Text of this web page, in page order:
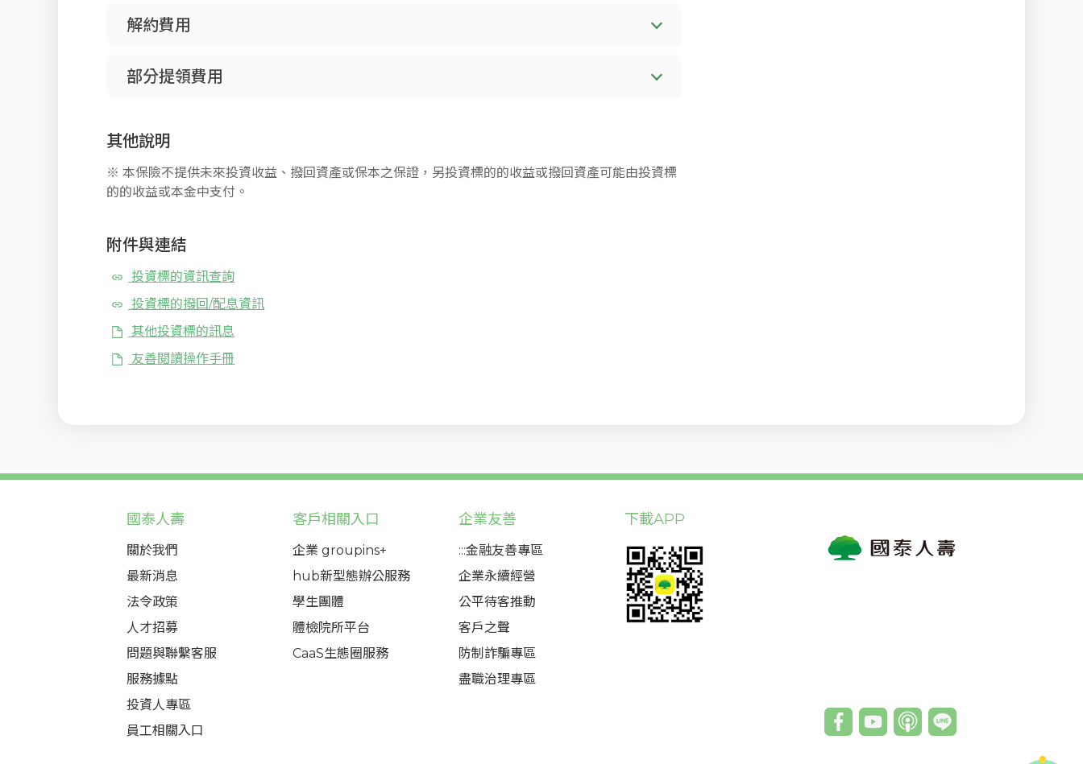
解約費用
部分提領費用
其他說明
※ 本保險不提供未來投資收益、撥回資產或保本之保證，另投資標的的收益或撥回資產可能由投資標
的的收益或本金中支付。
附件與連結
投資標的資訊查詢
投資標的撥回/配息資訊
其他投資標的訊息
友善閱讀操作手冊
國泰人壽
關於我們
最新消息
法令政策
人才招募
問題與聯繫客服
服務據點
投資人專區
員工相關入口
客戶相關入口
企業 groupins+
hub新型態辦公服務
學生團體
體檢院所平台
CaaS生態圈服務
企業友善
:::金融友善專區
企業永續經營
公平待客推動
客戶之聲
防制詐騙專區
盡職治理專區
下載APP